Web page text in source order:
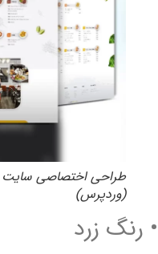
طراحی اختصاصی سایت
(وردپرس)
• رنگ زرد